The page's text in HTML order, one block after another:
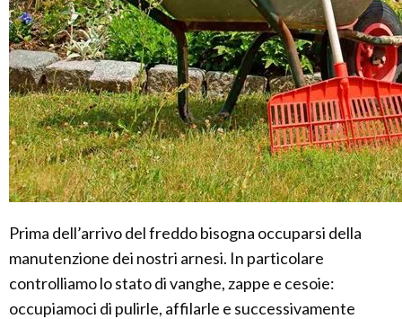
Prima dell’arrivo del freddo bisogna occuparsi della
manutenzione dei nostri arnesi. In particolare
controlliamo lo stato di vanghe, zappe e cesoie:
occupiamoci di pulirle, affilarle e successivamente